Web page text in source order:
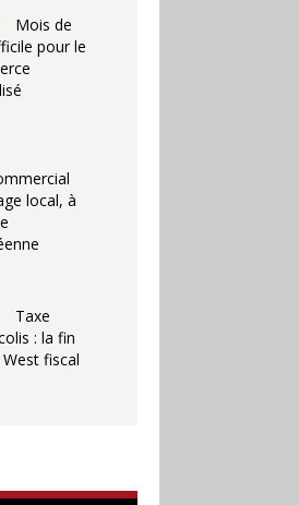
Mois de
pour le
local, à
Taxe
: la fin
fiscal